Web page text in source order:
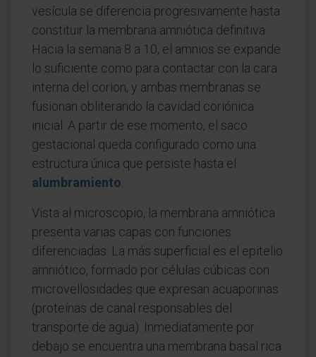
vesícula se diferencia progresivamente hasta
constituir la membrana amniótica definitiva.
Hacia la semana 8 a 10, el amnios se expande
lo suficiente como para contactar con la cara
interna del corion, y ambas membranas se
fusionan obliterando la cavidad coriónica
inicial. A partir de ese momento, el saco
gestacional queda configurado como una
estructura única que persiste hasta el
alumbramiento
Vista al microscopio, la membrana amniótica
presenta varias capas con funciones
diferenciadas. La más superficial es el epitelio
amniótico, formado por células cúbicas con
microvellosidades que expresan acuaporinas
(proteínas de canal responsables del
transporte de agua). Inmediatamente por
debajo se encuentra una membrana basal rica